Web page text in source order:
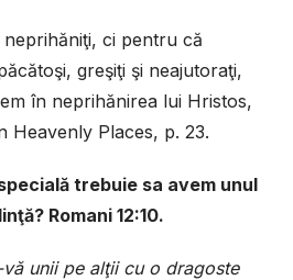
ci pentru că
greşiţi şi neajutoraţi,
în neprihănirea lui Hristos,
Heavenly Places, p. 23.
trebuie sa avem unul
Romani 12:10.
unii pe alţii cu o dragoste